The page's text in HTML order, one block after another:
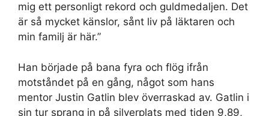
mig ett personligt rekord och guldmedaljen. Det
är så mycket känslor, sånt liv på läktaren och
min familj är här.”
Han började på bana fyra och flög ifrån
motståndet på en gång, något som hans
mentor Justin Gatlin blev överraskad av. Gatlin i
sin tur sprang in på silverplats med tiden 9,89,